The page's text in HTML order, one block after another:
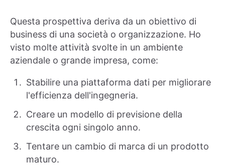
Questa prospettiva deriva da un obiettivo di
business di una società o organizzazione. Ho
visto molte attività svolte in un ambiente
aziendale o grande impresa, come:
Stabilire una piattaforma dati per migliorare
l'efficienza dell'ingegneria.
Creare un modello di previsione della
crescita ogni singolo anno.
Tentare un cambio di marca di un prodotto
maturo.